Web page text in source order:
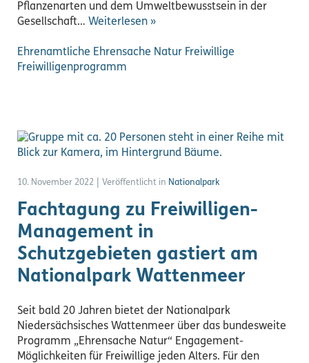
Pflanzenarten und dem Umweltbewusstsein in der
Gesellschaft… Weiterlesen »
Ehrenamtliche Ehrensache Natur Freiwillige
Freiwilligenprogramm
10. November 2022 Veröffentlicht in Nationalpark
Fachtagung zu Freiwilligen-
Management in
Schutzgebieten gastiert am
Nationalpark Wattenmeer
Seit bald 20 Jahren bietet der Nationalpark
Niedersächsisches Wattenmeer über das bundesweite
Programm „Ehrensache Natur“ Engagement-
Möglichkeiten für Freiwillige jeden Alters. Für den